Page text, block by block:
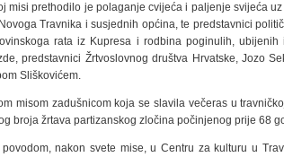
misi prethodilo je polaganje cvijeća i paljenje svijeća
Travnika i susjednih općina, te predstavnici
rata iz Kupresa i rodbina poginulih,
predstavnici Žrtvoslovnog društva Hrvatske, Jozo
Sliškovićem.
misom zadušnicom koja se slavila večeras u
broja žrtava partizanskog zločina počinjenog prije 68
povodom, nakon svete mise, u Centru za kulturu u